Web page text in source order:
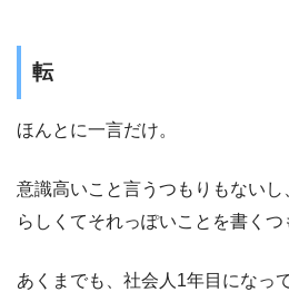
転
ほんとに一言だけ。
意識高いこと言うつもりもない
らしくてそれっぽいことを書くつ
あくまでも、社会人1年目になっ